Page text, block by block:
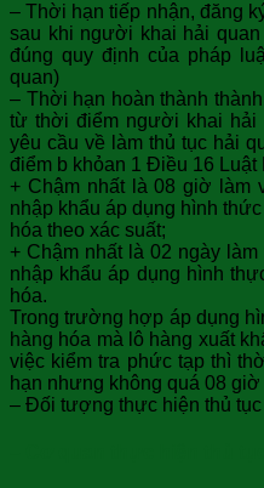
– Thời hạn tiếp nhận, đăng
sau khi người khai hải
đúng quy định của pháp
quan)
– Thời hạn hoàn thành
từ thời điểm người khai hải
yêu cầu về làm thủ tục hải
điểm b khỏan 1 Điều 16 Luật
+ Chậm nhất là 08 giờ làm
nhập khẩu áp dụng hình
hóa theo xác suất;
+ Chậm nhất là 02 ngày
nhập khẩu áp dụng hình
hóa.
Trong trường hợp áp dụng
hàng hóa mà lô hàng xuất
việc kiểm tra phức tạp thì
hạn nhưng không quá 08 giờ
– Đối tượng thực hiện thủ